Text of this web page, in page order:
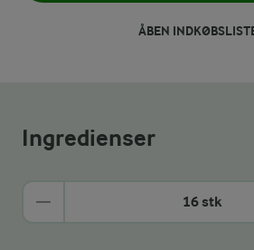
ÅBEN
Ingredienser
16 stk